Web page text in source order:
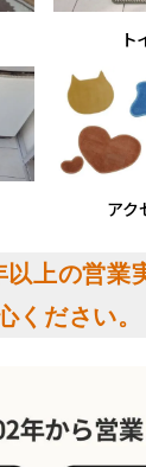
ト
アク
上の営業
ください。